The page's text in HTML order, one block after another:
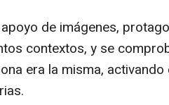
de imágenes,
contextos, y se
era la misma, activando